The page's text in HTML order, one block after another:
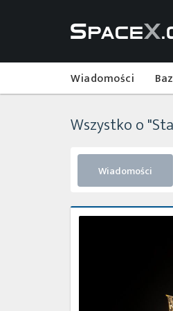
Wiadomości
Wszystko o
Wiadomości
Udany